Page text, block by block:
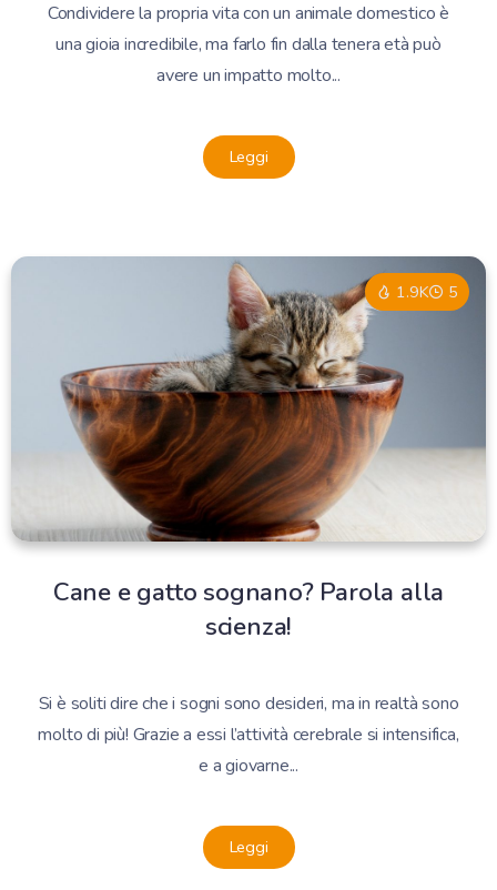
Condividere la propria vita con un animale domestico è
una gioia incredibile, ma farlo fin dalla tenera età può
avere un impatto molto...
Leggi
1.9K 5
Cane e gatto sognano? Parola alla
scienza!
Si è soliti dire che i sogni sono desideri, ma in realtà sono
molto di più! Grazie a essi l’attività cerebrale si intensifica,
e a giovarne...
Leggi